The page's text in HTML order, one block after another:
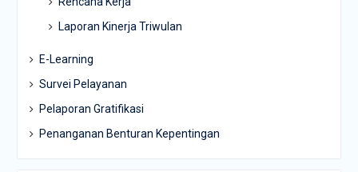
Laporan Kinerja Triwulan
E-Learning
Survei Pelayanan
Pelaporan Gratifikasi
Penanganan Benturan Kepentingan